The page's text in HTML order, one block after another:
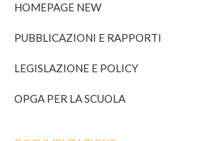
opens
new
window
opens
new
window
HOMEPAGE NEW
PUBBLICAZIONI E RAPPORTI
LEGISLAZIONE E POLICY
OPGA PER LA SCUOLA